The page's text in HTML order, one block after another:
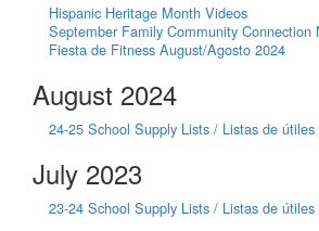
Hispanic Heritage Month Videos
September Family Community Connection
Fiesta de Fitness August/Agosto 2024
August 2024
24-25 School Supply Lists / Listas de útiles
July 2023
23-24 School Supply Lists / Listas de útiles